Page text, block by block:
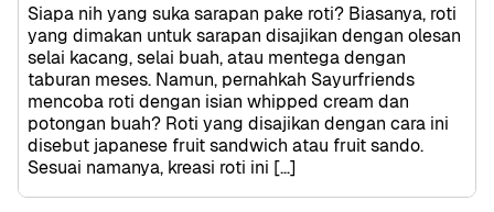
Siapa nih yang suka sarapan pake roti? Biasanya, roti
yang dimakan untuk sarapan disajikan dengan olesan
selai kacang, selai buah, atau mentega dengan
taburan meses. Namun, pernahkah Sayurfriends
mencoba roti dengan isian whipped cream dan
potongan buah? Roti yang disajikan dengan cara ini
disebut japanese fruit sandwich atau fruit sando.
Sesuai namanya, kreasi roti ini […]